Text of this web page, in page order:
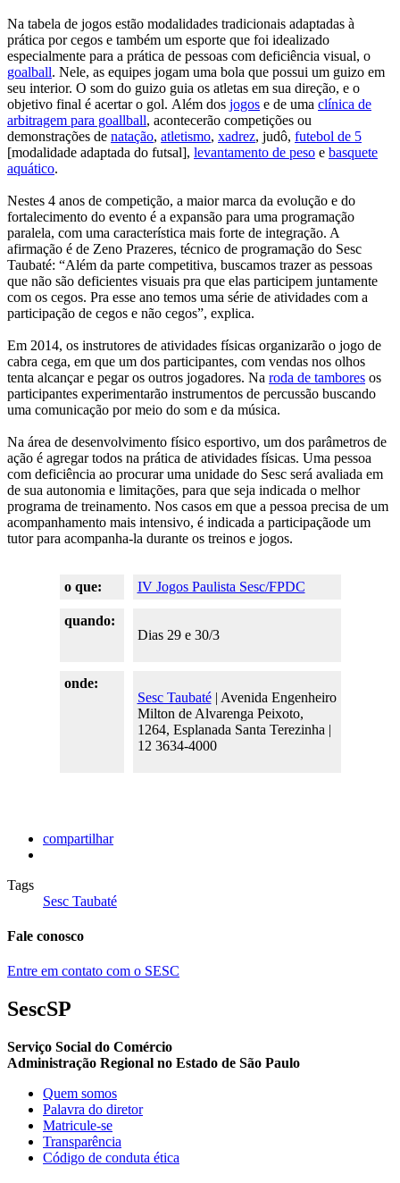
Na tabela de jogos estão modalidades tradicionais adaptadas à
prática por cegos e também um esporte que foi idealizado
especialmente para a prática de pessoas com deficiência visual, o
goalball. Nele, as equipes jogam uma bola que possui um guizo em
seu interior. O som do guizo guia os atletas em sua direção, e o
objetivo final é acertar o gol. Além dos jogos e de uma clínica de
arbitragem para goallball, acontecerão competições ou
demonstrações de natação, atletismo, xadrez, judô, futebol de 5
[modalidade adaptada do futsal], levantamento de peso e basquete
aquático.
Nestes 4 anos de competição, a maior marca da evolução e do
fortalecimento do evento é a expansão para uma programação
paralela, com uma característica mais forte de integração. A
afirmação é de Zeno Prazeres, técnico de programação do Sesc
Taubaté: “Além da parte competitiva, buscamos trazer as pessoas
que não são deficientes visuais pra que elas participem juntamente
com os cegos. Pra esse ano temos uma série de atividades com a
participação de cegos e não cegos”, explica.
Em 2014, os instrutores de atividades físicas organizarão o jogo de
cabra cega, em que um dos participantes, com vendas nos olhos
tenta alcançar e pegar os outros jogadores. Na roda de tambores os
participantes experimentarão instrumentos de percussão buscando
uma comunicação por meio do som e da música.
Na área de desenvolvimento físico esportivo, um dos parâmetros de
ação é agregar todos na prática de atividades físicas. Uma pessoa
com deficiência ao procurar uma unidade do Sesc será avaliada em
de sua autonomia e limitações, para que seja indicada o melhor
programa de treinamento. Nos casos em que a pessoa precisa de um
acompanhamento mais intensivo, é indicada a participaçãode um
tutor para acompanha-la durante os treinos e jogos.
o que: IV Jogos Paulista Sesc/FPDC
quando:
Dias 29 e 30/3
onde:
Sesc Taubaté| Avenida Engenheiro
Milton de Alvarenga Peixoto,
1264, Esplanada Santa Terezinha |
12 3634-4000
compartilhar
Tags
Sesc Taubaté
Fale conosco
Entre em contato com o SESC
SescSP
Serviço Social do Comércio
Administração Regional no Estado de São Paulo
Quem somos
Palavra do diretor
Matricule-se
Transparência
Código de conduta ética